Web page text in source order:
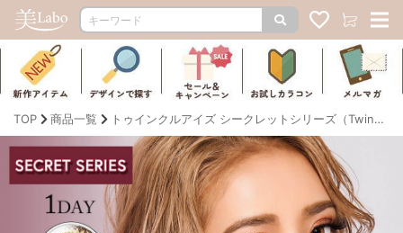
TOP 商品一覧 トゥインクルアイズ シークレットシリーズ（Twinkle Eyes Secret Series）